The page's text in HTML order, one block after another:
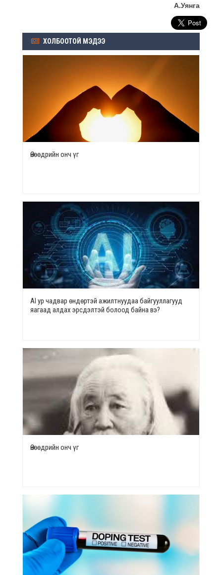
А.Уянга
ХОЛБООТОЙ МЭДЭЭ
Өнөөдрийн онч үг
AI ур чадвар өндөртэй ажилтнуудаа байгууллагууд
яагаад алдах эрсдэлтэй болоод байна вэ?
Өнөөдрийн онч үг